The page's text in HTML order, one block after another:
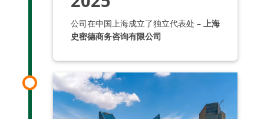
公司在中国上海成立了独立代表处 – 上海
史密德商务咨询有限公司